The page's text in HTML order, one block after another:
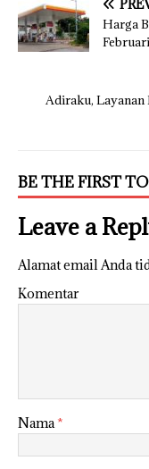
Harga
Adiraku, Layanan
BE THE FIRST
Leave a
Alamat email Anda
Komentar
Nama*